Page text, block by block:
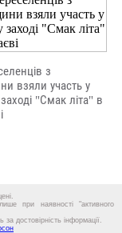
з
взяли участь у
"Смак літа" в
при наявності "активного
достовірність інформації.